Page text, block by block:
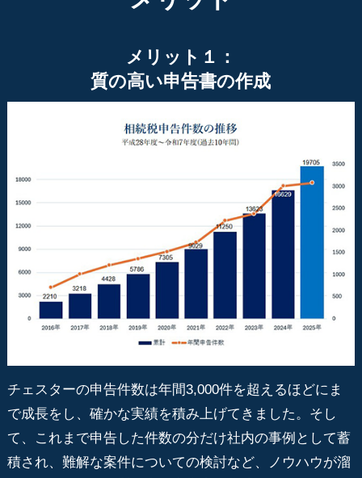
メリット１：
質の高い申告書の作成
チェスターの申告件数は年間3,000件を超えるほどにま
で成長をし、確かな実績を積み上げてきました。そし
て、これまで申告した件数の分だけ社内の事例として蓄
積され、難解な案件についての検討など、ノウハウが溜